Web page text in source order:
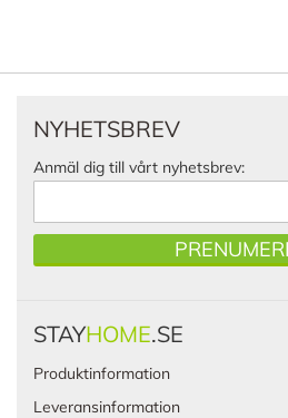
NYHETSBREV
Anmäl dig till vårt nyhetsbrev:
STAYHOME.SE
Produktinformation
Leveransinformation